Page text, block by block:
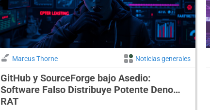
Marcus Thorne Noticias generales
GitHub y SourceForge bajo Asedio:
Software Falso Distribuye Potente Deno
RAT